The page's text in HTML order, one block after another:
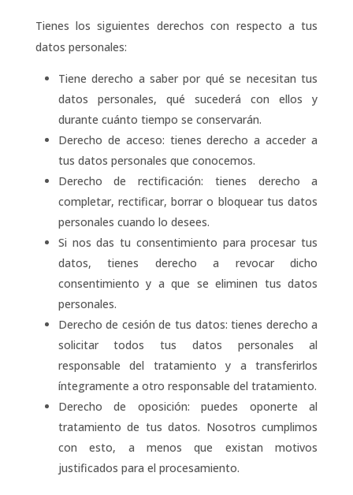
Tienes los siguientes derechos con respecto a tus
datos personales:
Tiene derecho a saber por qué se necesitan tus
datos personales, qué sucederá con ellos y
durante cuánto tiempo se conservarán.
Derecho de acceso: tienes derecho a acceder a
tus datos personales que conocemos.
Derecho de rectificación: tienes derecho a
completar, rectificar, borrar o bloquear tus datos
personales cuando lo desees.
Si nos das tu consentimiento para procesar tus
datos, tienes derecho a revocar dicho
consentimiento y a que se eliminen tus datos
personales.
Derecho de cesión de tus datos: tienes derecho a
solicitar todos tus datos personales al
responsable del tratamiento y a transferirlos
íntegramente a otro responsable del tratamiento.
Derecho de oposición: puedes oponerte al
tratamiento de tus datos. Nosotros cumplimos
con esto, a menos que existan motivos
justificados para el procesamiento.